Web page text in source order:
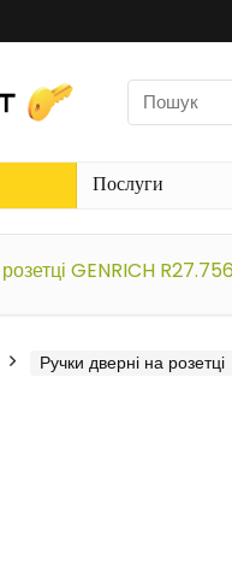
Послуги
розетці GENRICH
Ручки дверні на розетці